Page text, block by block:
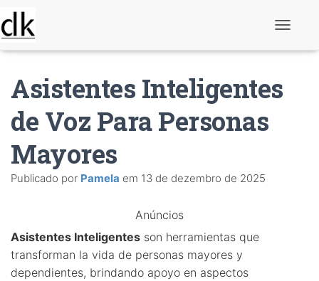
r
n
Asistentes Inteligentes
de Voz Para Personas
Mayores
Publicado por Pamela em 13 de dezembro de 2025
Anúncios
Asistentes Inteligentes son herramientas que
transforman la vida de personas mayores y
dependientes, brindando apoyo en aspectos